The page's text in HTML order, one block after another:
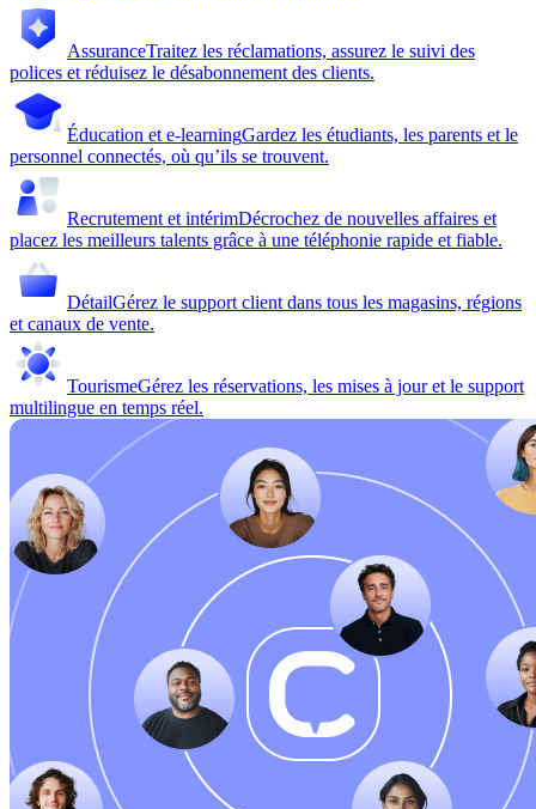
AssuranceTraitez les réclamations, assurez le suivi des
polices et réduisez le désabonnement des clients.
Éducation et e-learningGardez les étudiants, les parents et le
personnel connectés, où qu’ils se trouvent.
Recrutement et intérimDécrochez de nouvelles affaires et
placez les meilleurs talents grâce à une téléphonie rapide et fiable.
DétailGérez le support client dans tous les magasins, régions
et canaux de vente.
TourismeGérez les réservations, les mises à jour et le support
multilingue en temps réel.